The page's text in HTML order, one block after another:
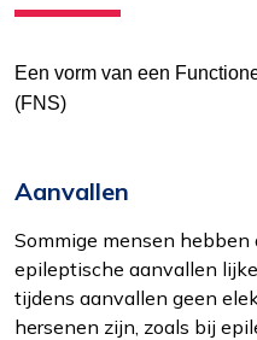
Een vorm van een
(FNS)
Aanvallen
Sommige mensen hebben
epileptische aanvallen
tijdens aanvallen geen
hersenen zijn, zoals bij